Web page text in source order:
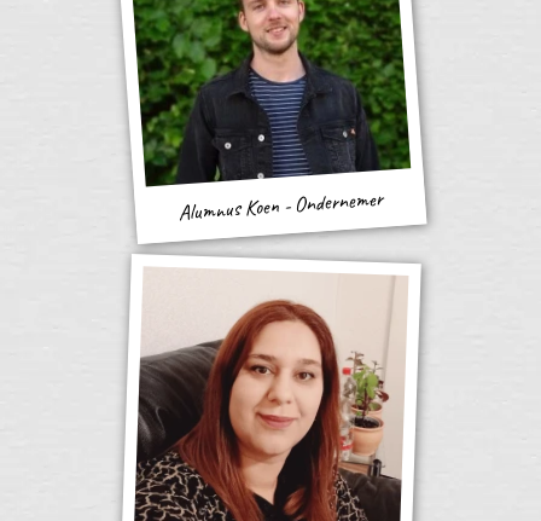
Alumnus Koen - Ondernemer